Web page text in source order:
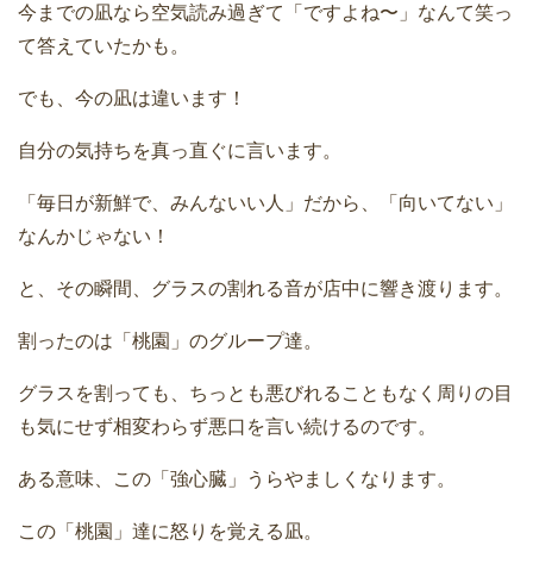
今までの凪なら空気読み過ぎて「ですよね〜」なんて笑っ
て答えていたかも。
でも、今の凪は違います！
自分の気持ちを真っ直ぐに言います。
「毎日が新鮮で、みんないい人」だから、「向いてない」
なんかじゃない！
と、その瞬間、グラスの割れる音が店中に響き渡ります。
割ったのは「桃園」のグループ達。
グラスを割っても、ちっとも悪びれることもなく周りの目
も気にせず相変わらず悪口を言い続けるのです。
ある意味、この「強心臓」うらやましくなります。
この「桃園」達に怒りを覚える凪。